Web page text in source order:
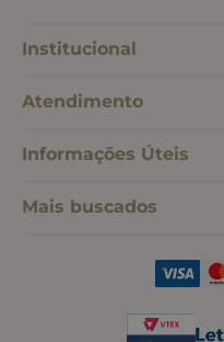
Institucional
Atendimento
Informações Úteis
Mais buscados